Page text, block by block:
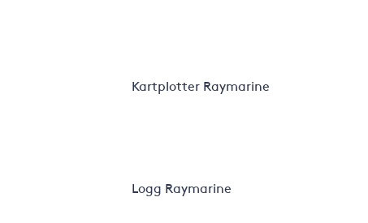
Kartplotter Raymarine
Logg Raymarine